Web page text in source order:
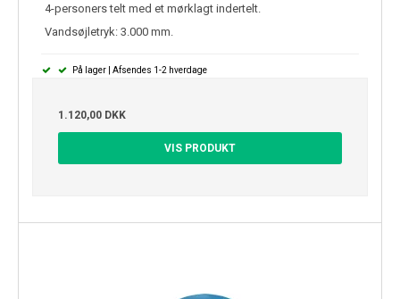
4-personers telt med et mørklagt indertelt.
Vandsøjletryk: 3.000 mm.
På lager | Afsendes 1-2 hverdage
1.120,00 DKK
VIS PRODUKT